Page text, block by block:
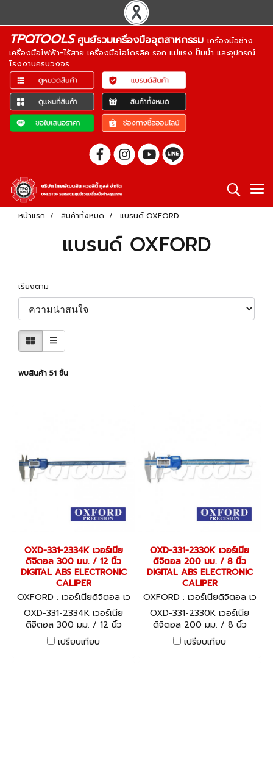
TPQTOOLSศูนย์รวมเครื่องมืออุตสาหกรรม เครื่องมือช่าง
เครื่องมือไฟฟ้า-ไร้สาย เครื่องมือไฮโดรลิค รอก แม่แรง ปั๊มน้ำ และอุปกรณ์
โรงงานครบวงจร
หน้าแรก สินค้าทั้งหมด แบรนด์ OXFORD
แบรนด์ OXFORD
เรียงตาม
พบสินค้า 51 ชิ้น
OXD-331-2334K เวอร์เนีย
ดิจิตอล 300 มม. / 12 นิ้ว
DIGITAL ABS ELECTRONIC
CALIPER
OXFORD : เวอร์เนียดิจิตอล เว
อร์เนีย ไดอัลเกจ OXD-331-233
4K
OXD-331-2334K เวอร์เนีย
ดิจิตอล 300 มม. / 12 นิ้ว
DIGITAL ABS ELECTRONIC
CALIPER
เปรียบเทียบ
OXD-331-2330K เวอร์เนีย
ดิจิตอล 200 มม. / 8 นิ้ว
DIGITAL ABS ELECTRONIC
CALIPER
OXFORD : เวอร์เนียดิจิตอล เว
อร์เนีย ไดอัลเกจ OXD-331-233
0K
OXD-331-2330K เวอร์เนีย
ดิจิตอล 200 มม. / 8 นิ้ว
DIGITAL ABS ELECTRONIC
CALIPER
เปรียบเทียบ